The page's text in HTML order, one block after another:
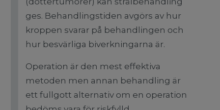
ges. Behandlingstiden avgörs av hur
kroppen svarar på behandlingen och
hur besvärliga biverkningarna är.
Operation är den mest effektiva
metoden men annan behandling är
ett fullgott alternativ om en operation